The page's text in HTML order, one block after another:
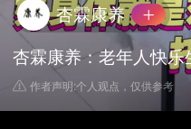
杏霖康养
杏霖康养：老年人快乐
作者声明:个人观点，仅供参考